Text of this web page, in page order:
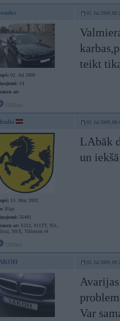
02. Jul 2009,
02. Jul 2009
14
ar:
teikt
02. Jul 2009,
13. May 2002
Rīga
56481
ar: S212, 911TT, 951,
NSX, Tillotson t4
LAbāk
un
02. Jul 2009,
Var